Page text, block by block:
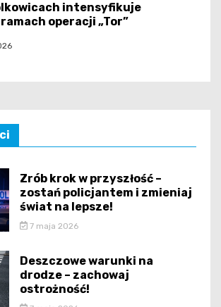
intensyfikuje
operacji „Tor”
Zrób krok w przyszłość –
zostań policjantem i zmieniaj
świat na lepsze!
7 maja 2026
Deszczowe warunki na
drodze – zachowaj
ostrożność!